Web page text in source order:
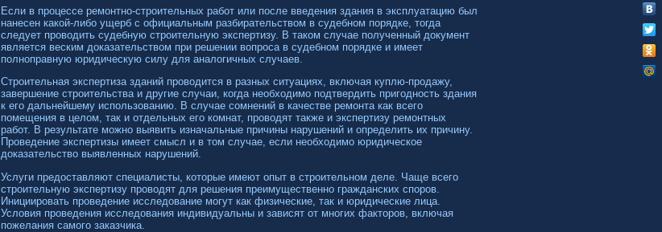
Если в процессе ремонтно-строительных работ или после введения здания в эксплуатацию был
нанесен какой-либо ущерб с официальным разбирательством в судебном порядке, тогда
следует проводить судебную строительную экспертизу. В таком случае полученный документ
является веским доказательством при решении вопроса в судебном порядке и имеет
полноправную юридическую силу для аналогичных случаев.
Строительная экспертиза зданий проводится в разных ситуациях, включая куплю-продажу,
завершение строительства и другие случаи, когда необходимо подтвердить пригодность здания
к его дальнейшему использованию. В случае сомнений в качестве ремонта как всего
помещения в целом, так и отдельных его комнат, проводят также и экспертизу ремонтных
работ. В результате можно выявить изначальные причины нарушений и определить их причину.
Проведение экспертизы имеет смысл и в том случае, если необходимо юридическое
доказательство выявленных нарушений.
Услуги предоставляют специалисты, которые имеют опыт в строительном деле. Чаще всего
строительную экспертизу проводят для решения преимущественно гражданских споров.
Инициировать проведение исследование могут как физические, так и юридические лица.
Условия проведения исследования индивидуальны и зависят от многих факторов, включая
пожелания самого заказчика.